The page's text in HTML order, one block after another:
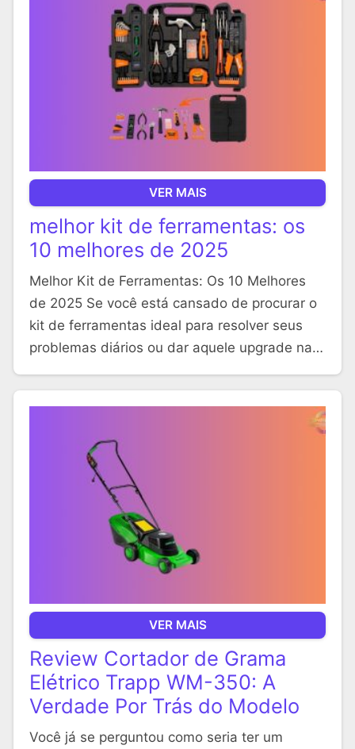
VER MAIS
melhor kit de ferramentas: os
10 melhores de 2025
Melhor Kit de Ferramentas: Os 10 Melhores
de 2025 Se você está cansado de procurar o
kit de ferramentas ideal para resolver seus
problemas diários ou dar aquele upgrade na…
VER MAIS
Review Cortador de Grama
Elétrico Trapp WM-350: A
Verdade Por Trás do Modelo
Você já se perguntou como seria ter um